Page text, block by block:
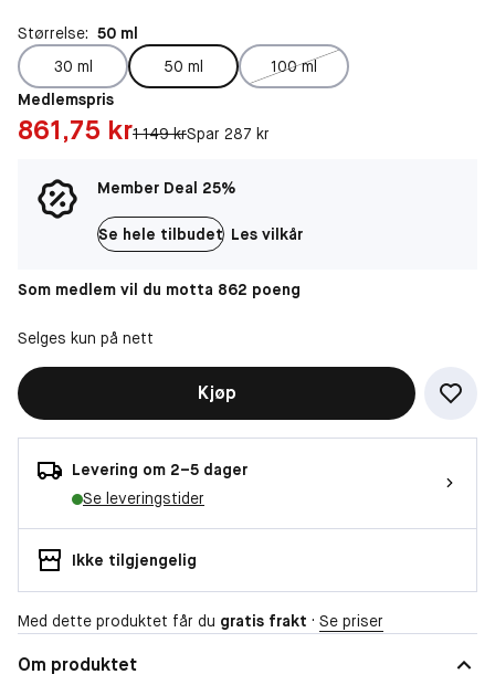
Størrelse: 50 ml
30 ml
50 ml
100 ml
Medlemspris
Pris: 861,75 kr
861,75 krOriginal pris:
1 149 krSpar 287 kr
Member Deal 25%
Se hele tilbudet Les vilkår
Som medlem vil du motta 862 poeng
Selges kun på nett
Kjøp
Levering om 2–5 dager
Se leveringstider
Ikke tilgjengelig
Med dette produktet får du gratis frakt · Se priser
Om produktet